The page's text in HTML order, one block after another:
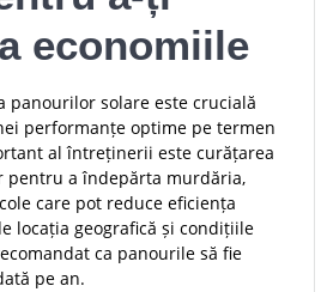
economiile
panourilor solare este crucială
performanțe optime pe termen
al întreținerii este curățarea
pentru a îndepărta murdăria,
care pot reduce eficiența
locația geografică și condițiile
ca panourile să fie
pe an.